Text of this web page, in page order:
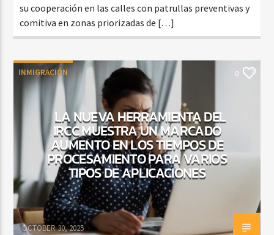
su cooperación en las calles con patrullas preventivas y
comitiva en zonas priorizadas de […]
INMIGRACIÓN 0
LA NUEVA HERRAMIENTA DEL
IRCC MUESTRA UN MARCADO
AUMENTO EN LOS TIEMPOS DE
PROCESAMIENTO PARA VARIOS
TIPOS DE APLICACIONES
OCTOBER 30, 2025